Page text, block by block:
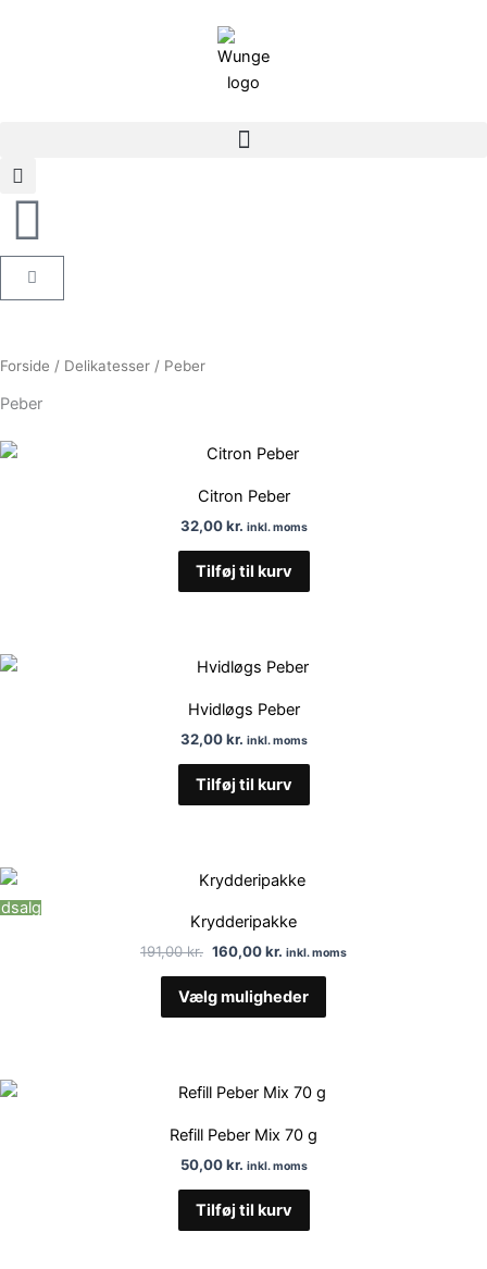
Kurv
Forside / Delikatesser / Peber
Peber
Citron Peber
32,00kr. inkl. moms
Tilføj til kurv
Hvidløgs Peber
32,00kr. inkl. moms
Tilføj til kurv
Krydderipakke
191,00kr.
Den
oprindelige
pris
var:
191,00 kr..
160,00kr.
Den
aktuelle
pris
er:
160,00 kr..
inkl. moms
Vælg muligheder
Refill Peber Mix 70 g
50,00kr. inkl. moms
Tilføj til kurv